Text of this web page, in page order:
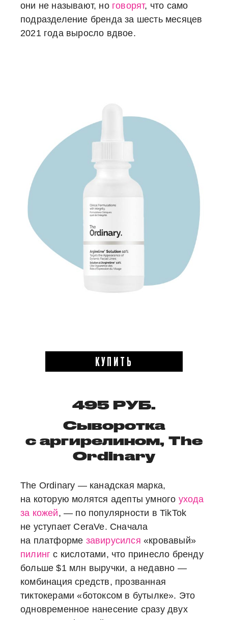
они не называют, но говорят, что само
подразделение бренда за шесть месяцев
2021 года выросло вдвое.
КУПИТЬ
495 РУБ.
Сыворотка
с аргирелином, The
Ordinary
The Ordinary — канадская марка,
на которую молятся адепты умного ухода
за кожей, — по популярности в TikTok
не уступает CeraVe. Сначала
на платформе завирусился «кровавый»
пилинг с кислотами, что принесло бренду
больше $1 млн выручки, а недавно —
комбинация средств, прозванная
тиктокерами «ботоксом в бутылке». Это
одновременное нанесение сразу двух